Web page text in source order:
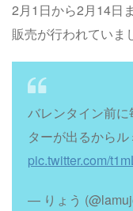
2月1日から2月14日
販売が行われていま
バレンタイン前
ターが出るから
pic.twitter.com/
— りょう